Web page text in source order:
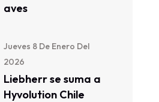
aves
Jueves 8 De Enero Del
2026
Liebherr se suma a
Hyvolution Chile